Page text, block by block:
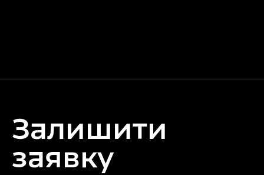
Залишити
заявку